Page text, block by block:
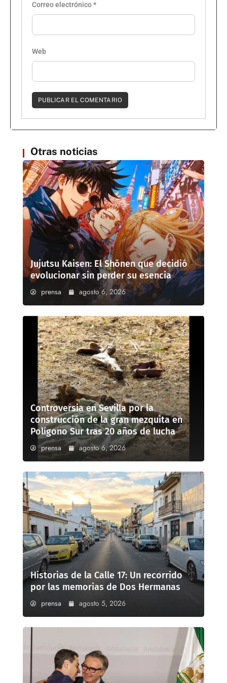
Correo electrónico*
Web
Otras noticias
Jujutsu Kaisen: El Shōnen que decidió
evolucionar sin perder su esencia
prensa agosto 6, 2026
Controversia en Sevilla por la
construcción de la gran mezquita en
Polígono Sur tras 20 años de lucha
prensa agosto 6, 2026
Historias de la Calle 17: Un recorrido
por las memorias de Dos Hermanas
prensa agosto 5, 2026